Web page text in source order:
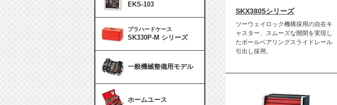
SKX3805シリーズ
ツーウェイロック機構採用の自在キ
ャスター、スムーズな開閉を実現し
たボールベアリングスライドレール
引出し採用。
EKS-103
プラハードケース
SK330P-M シリーズ
一般機械整備用モデル
ホームユース